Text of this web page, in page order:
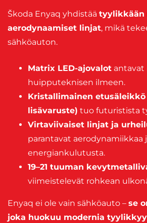
Škoda Enyaq yhdistää tyylikkään
aerodynaamiset linjat, mikä
sähköauton.
Matrix LED-ajovalot antavat
huipputeknisen ilmeen.
Kristallimainen etusäleikkö
lisävaruste) tuo futuristista
Virtaviivaiset linjat ja
parantavat aerodynamiikkaa
energiankulutusta.
19–21 tuuman
viimeistelevät rohkean
Enyaq ei ole vain sähköauto – se
joka huokuu modernia